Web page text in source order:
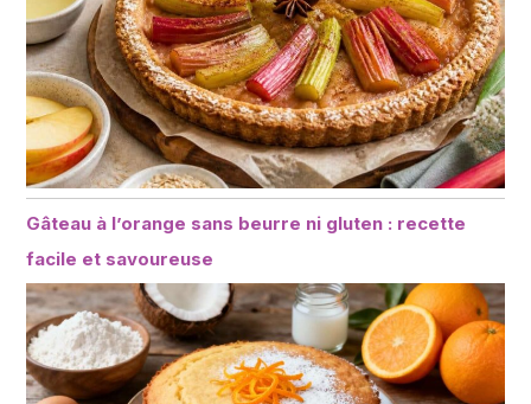
Gâteau à l’orange sans beurre ni gluten : recette
facile et savoureuse